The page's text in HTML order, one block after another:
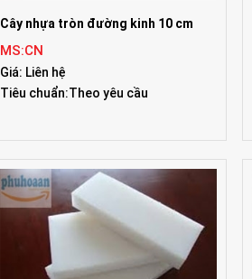
Cây nhựa tròn đường kinh 10 cm
MS:CN
Giá: Liên hệ
Tiêu chuẩn:Theo yêu cầu